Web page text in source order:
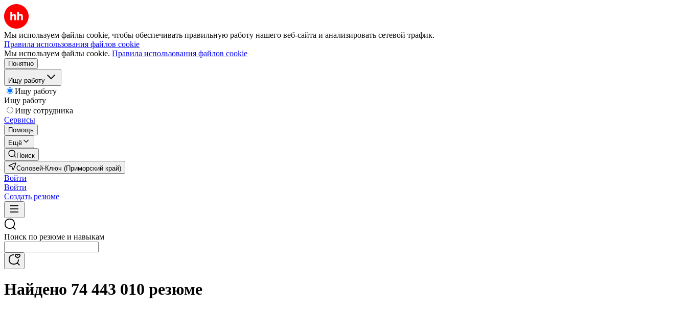
Мы используем файлы cookie, чтобы обеспечивать правильную работу нашего веб-сайта и анализировать сетевой трафик.
Правила использования файлов cookie
Мы используем файлы cookie. Правила использования файлов cookie
Понятно
Ищу работу
Ищу работу
Ищу работу
Ищу сотрудника
Сервисы
Помощь
Ещё
Поиск
Соловей-Ключ (Приморский край)
Войти
Войти
Создать резюме
Поиск по резюме и навыкам
Найдено 74 443 010 резюме